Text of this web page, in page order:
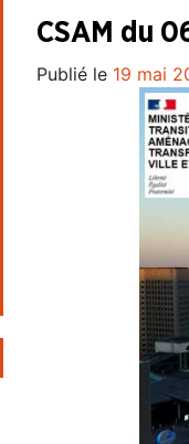
CSAM du
Publié le 19 mai